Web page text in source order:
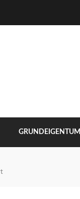
GRUNDEIGENTUM